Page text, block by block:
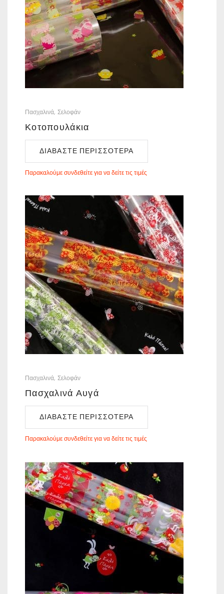
Πασχαλινά Σελοφάν
Κοτοπουλάκια
ΔΙΑΒΆΣΤΕ ΠΕΡΙΣΣΌΤΕΡΑ
Παρακαλούμε συνδεθείτε για να δείτε τις τιμές
Πασχαλινά Σελοφάν
Πασχαλινά Αυγά
ΔΙΑΒΆΣΤΕ ΠΕΡΙΣΣΌΤΕΡΑ
Παρακαλούμε συνδεθείτε για να δείτε τις τιμές